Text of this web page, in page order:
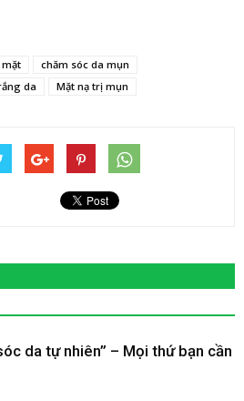
mặt
chăm sóc da mụn
da Mặt nạ trị mụn
da tự nhiên” – Mọi thứ bạn cần